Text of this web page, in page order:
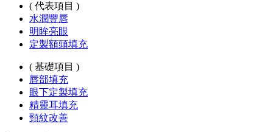
( 代表項目 )
水潤豐唇
明眸亮眼
定製額頭填充
( 基礎項目 )
唇部填充
眼下定製填充
精靈耳填充
頸紋改善